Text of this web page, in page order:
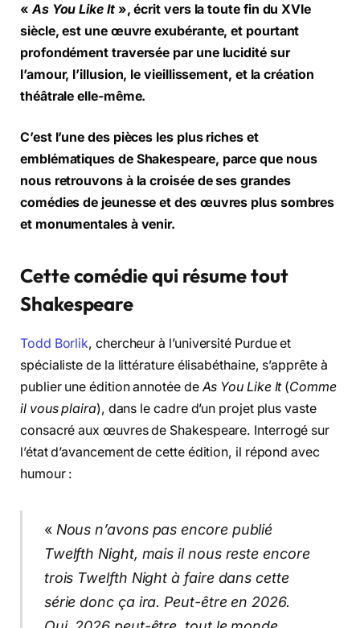
«As You Like It», écrit vers la toute fin du XVIe
siècle, est une œuvre exubérante, et pourtant
profondément traversée par une lucidité sur
l’amour, l’illusion, le vieillissement, et la création
théâtrale elle-même.
C’est l’une des pièces les plus riches et
emblématiques de Shakespeare, parce que nous
nous retrouvons à la croisée de ses grandes
comédies de jeunesse et des œuvres plus sombres
et monumentales à venir.
Cette comédie qui résume tout
Shakespeare
Todd Borlik, chercheur à l’université Purdue et
spécialiste de la littérature élisabéthaine, s’apprête à
publier une édition annotée de As You Like It(Comme
il vous plaira), dans le cadre d’un projet plus vaste
consacré aux œuvres de Shakespeare. Interrogé sur
l’état d’avancement de cette édition, il répond avec
humour :
« Nous n’avons pas encore publié
Twelfth Night, mais il nous reste encore
trois Twelfth Night à faire dans cette
série donc ça ira. Peut-être en 2026.